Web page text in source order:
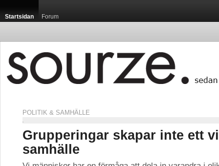
Startsidan Forum
POLITIK & SAMHÄLLE
Grupperingar skapar inte ett
samhälle